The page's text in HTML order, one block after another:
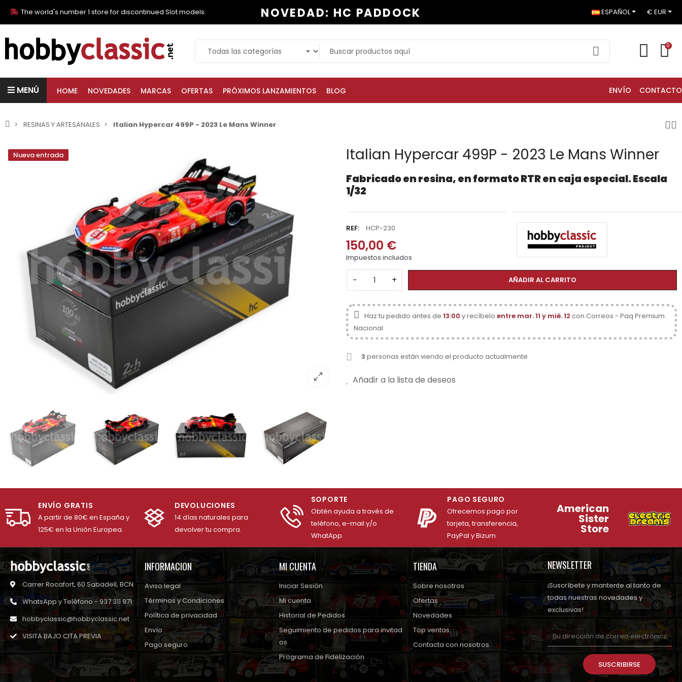
The world's number 1 store for discontinued Slot models. NOVEDAD: HC PADDOCK ESPAÑOL € EUR
0
MENÚ HOME NOVEDADES MARCAS OFERTAS PRÓXIMOS LANZAMIENTOS BLOG ENVÍO CONTACTO
RESINAS Y ARTESANALES Italian Hypercar 499P - 2023 Le Mans Winner
Nueva entrada Italian Hypercar 499P - 2023 Le Mans Winner
Fabricado en resina, en formato RTR en caja especial. Escala
1/32
REF: HCP-230
150,00 €
Impuestos incluidos
− + AÑADIR AL CARRITO
Haz tu pedido antes de 13:00 y recíbelo entre mar. 11 y mié. 12 con Correos - Paq Premium
Nacional
3 personas están viendo el producto actualmente
Añadir a la lista de deseos
ENVÍO GRATIS
A partir de 80€ en España y
125€ en la Unión Europea.
DEVOLUCIONES
14 días naturales para
devolver tu compra.
SOPORTE
Obtén ayuda a través de
teléfono, e-mail y/o
WhatApp.
PAGO SEGURO
Ofrecemos pago por
tarjeta, transferencia,
PayPal y Bizum
American
Sister
Store
Carrer Rocafort, 60 Sabadell, BCN
WhatsApp y Teléfono - 937 311 971
hobbyclassic@hobbyclassic.net
VISITA BAJO CITA PREVIA
INFORMACION
Aviso legal
Términos y Condiciones
Política de privacidad
Envío
Pago seguro
MI CUENTA
Iniciar Sesión
Mi cuenta
Historial de Pedidos
Seguimiento de pedidos para invitad
os
Programa de Fidelización
TIENDA
Sobre nosotros
Ofertas
Novedades
Top ventas
Contacta con nosotros
NEWSLETTER
¡Suscríbete y mantente al tanto de
todas nuestras novedades y
exclusivas!
SUSCRIBIRSE